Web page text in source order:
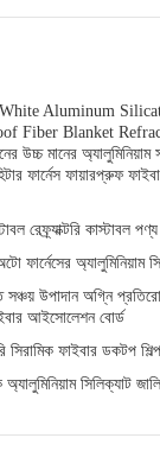
Aluminum
Fiber Blanket
মানের অ্যালুমিনিয়াম
ফার্নেস ফায়ারপ্রুফ
রেফ্র্যাক্টরি কাস্টাবল পণ্য
ফার্নেসের অ্যালুমিনিয়াম
উপাদান অগ্নি
আইসোলেশন বোর্ড
সিরামিক ফাইবার ডকটপ
সিলিক্যাট